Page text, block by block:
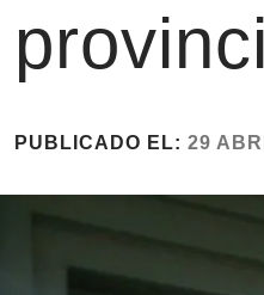
PUBLICADO EL: 29